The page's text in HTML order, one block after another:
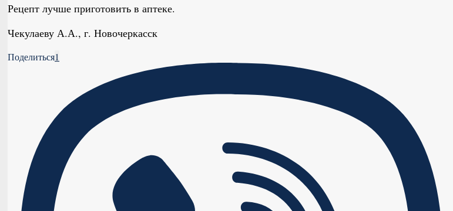
Рецепт лучше приготовить в аптеке.
Чекулаеву А.А., г. Новочеркасск
Поделиться1